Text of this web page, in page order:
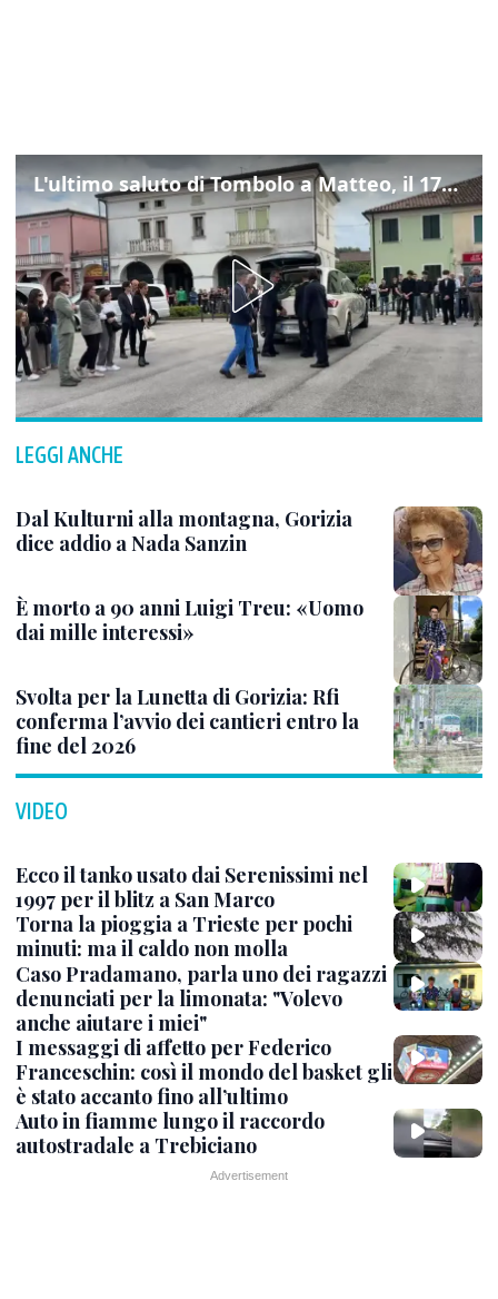
L'ultimo saluto di Tombolo a Matteo, il 17enne morto di tumore. Il video
LEGGI ANCHE
Dal Kulturni alla montagna, Gorizia
dice addio a Nada Sanzin
È morto a 90 anni Luigi Treu: «Uomo
dai mille interessi»
Svolta per la Lunetta di Gorizia: Rfi
conferma l’avvio dei cantieri entro la
fine del 2026
VIDEO
Ecco il tanko usato dai Serenissimi nel
1997 per il blitz a San Marco
Torna la pioggia a Trieste per pochi
minuti: ma il caldo non molla
Caso Pradamano, parla uno dei ragazzi
denunciati per la limonata: "Volevo
anche aiutare i miei"
I messaggi di affetto per Federico
Franceschin: così il mondo del basket gli
è stato accanto fino all’ultimo
Auto in fiamme lungo il raccordo
autostradale a Trebiciano